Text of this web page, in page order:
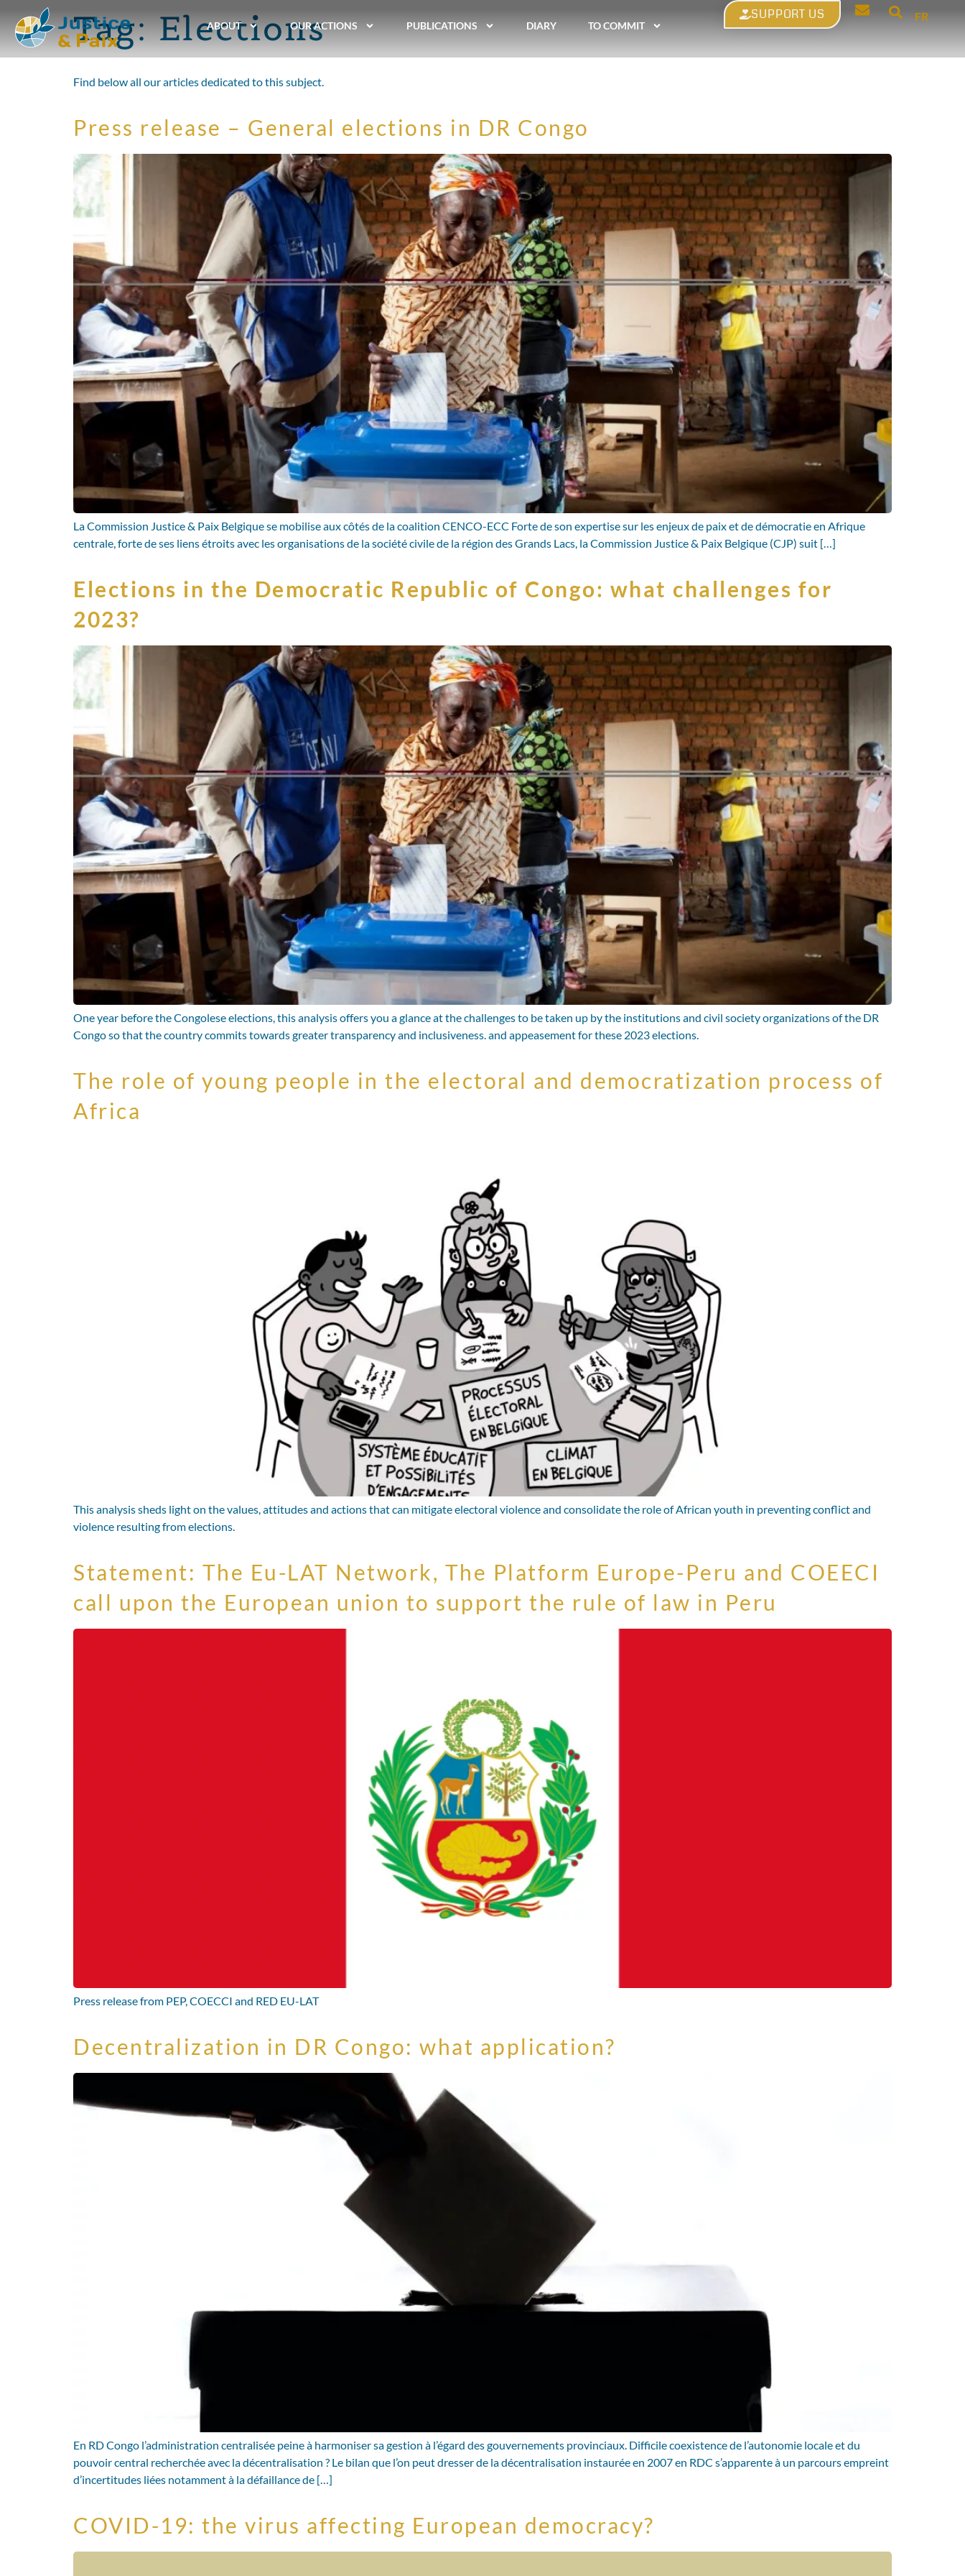
ABOUT OUR ACTIONS PUBLICATIONS DIARY TO COMMIT
SUPPORT US FR
Tag:Elections
Find below all our articles dedicated to this subject.
Press release – General elections in DR Congo
La Commission Justice & Paix Belgique se mobilise aux côtés de la coalition CENCO-ECC Forte de son expertise sur les enjeux de paix et de démocratie en Afrique
centrale, forte de ses liens étroits avec les organisations de la société civile de la région des Grands Lacs, la Commission Justice & Paix Belgique (CJP) suit […]
Elections in the Democratic Republic of Congo: what challenges for
2023?
One year before the Congolese elections, this analysis offers you a glance at the challenges to be taken up by the institutions and civil society organizations of the DR
Congo so that the country commits towards greater transparency and inclusiveness. and appeasement for these 2023 elections.
The role of young people in the electoral and democratization process of
Africa
This analysis sheds light on the values, attitudes and actions that can mitigate electoral violence and consolidate the role of African youth in preventing conflict and
violence resulting from elections.
Statement: The Eu-LAT Network, The Platform Europe-Peru and COEECI
call upon the European union to support the rule of law in Peru
Press release from PEP, COECCI and RED EU-LAT
Decentralization in DR Congo: what application?
En RD Congo l’administration centralisée peine à harmoniser sa gestion à l’égard des gouvernements provinciaux. Difficile coexistence de l’autonomie locale et du
pouvoir central recherchée avec la décentralisation ? Le bilan que l’on peut dresser de la décentralisation instaurée en 2007 en RDC s’apparente à un parcours empreint
d’incertitudes liées notamment à la défaillance de […]
COVID-19: the virus affecting European democracy?